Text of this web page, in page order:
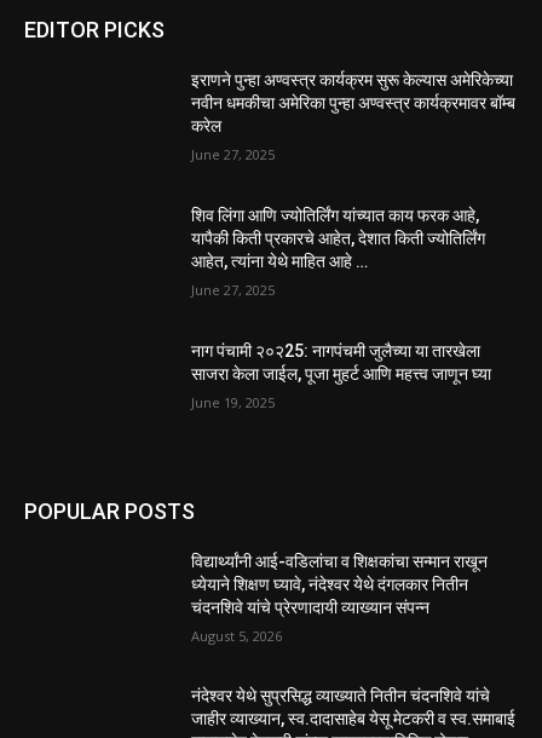
EDITOR PICKS
इराणने पुन्हा अण्वस्त्र कार्यक्रम सुरू केल्यास अमेरिकेच्या
नवीन धमकीचा अमेरिका पुन्हा अण्वस्त्र कार्यक्रमावर बॉम्ब
करेल
June 27, 2025
शिव लिंगा आणि ज्योतिर्लिंग यांच्यात काय फरक आहे,
यापैकी किती प्रकारचे आहेत, देशात किती ज्योतिर्लिंग
आहेत, त्यांना येथे माहित आहे …
June 27, 2025
नाग पंचामी २०२25: नागपंचमी जुलैच्या या तारखेला
साजरा केला जाईल, पूजा मुहर्ट आणि महत्त्व जाणून घ्या
June 19, 2025
POPULAR POSTS
विद्यार्थ्यांनी आई-वडिलांचा व शिक्षकांचा सन्मान राखून
ध्येयाने शिक्षण घ्यावे, नंदेश्वर येथे दंगलकार नितीन
चंदनशिवे यांचे प्रेरणादायी व्याख्यान संपन्न
August 5, 2026
नंदेश्वर येथे सुप्रसिद्ध व्याख्याते नितीन चंदनशिवे यांचे
जाहीर व्याख्यान, स्व.दादासाहेब येसू मेटकरी व स्व.समाबाई